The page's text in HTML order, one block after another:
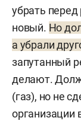
убрать
новый. Но
а убрали
запутанный
делают.
(газ), но не
организации